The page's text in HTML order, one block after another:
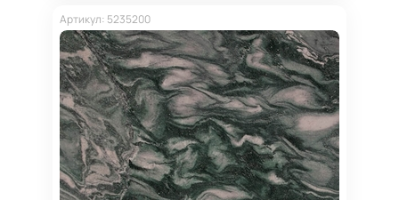
Артикул: 5235200